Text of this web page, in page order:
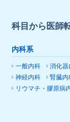
科目から医師
内科系
一般内科 消化器
神経内科
腎臓内
リウマチ・膠原病